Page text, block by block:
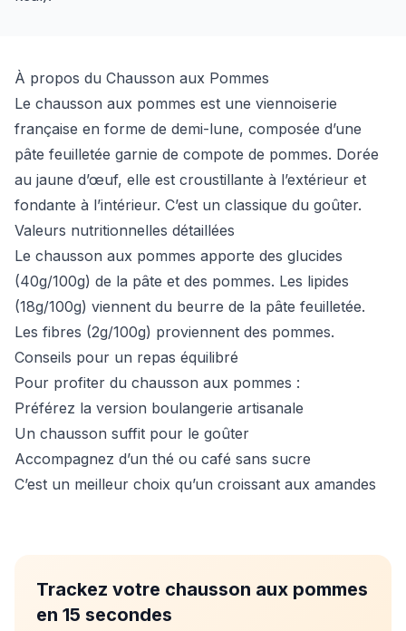
À propos du Chausson aux Pommes
Le chausson aux pommes est une viennoiserie
française en forme de demi-lune, composée d’une
pâte feuilletée garnie de compote de pommes. Dorée
au jaune d’œuf, elle est croustillante à l’extérieur et
fondante à l’intérieur. C’est un classique du goûter.
Valeurs nutritionnelles détaillées
Le chausson aux pommes apporte des glucides
(40g/100g) de la pâte et des pommes. Les lipides
(18g/100g) viennent du beurre de la pâte feuilletée.
Les fibres (2g/100g) proviennent des pommes.
Conseils pour un repas équilibré
Pour profiter du chausson aux pommes :
Préférez la version boulangerie artisanale
Un chausson suffit pour le goûter
Accompagnez d’un thé ou café sans sucre
C’est un meilleur choix qu’un croissant aux amandes
Trackez votre chausson aux pommes
en 15 secondes